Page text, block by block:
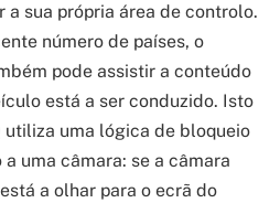
sua própria área de controlo.
número de países, o
pode assistir a conteúdo
está a ser conduzido. Isto
utiliza uma lógica de bloqueio
uma câmara: se a câmara
a olhar para o ecrã do